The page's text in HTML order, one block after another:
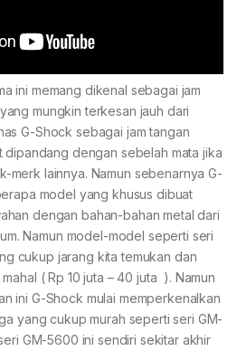
ini memang dikenal sebagai jam
mungkin terkesan jauh dari
G-Shock sebagai jam tangan
dipandang dengan sebelah mata jika
merk lainnya. Namun sebenarnya G-
model yang khusus dibuat
dengan bahan-bahan metal dari
Namun model-model seperti seri
cukup jarang kita temukan dan
( Rp 10 juta – 40 juta ). Namun
ini G-Shock mulai memperkenalkan
yang cukup murah seperti seri GM-
GM-5600 ini sendiri sekitar akhir